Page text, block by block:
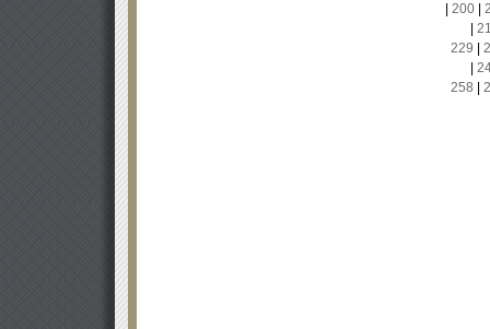
200|
229
258